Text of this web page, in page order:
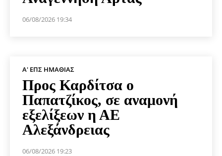
06/08/2026 19:34
Α' ΕΠΣ ΗΜΑΘΊΑΣ
Προς Καρδίτσα ο
Παπατζίκος, σε αναμονή
εξελίξεων η ΑΕ
Αλεξάνδρειας
06/08/2026 19:23